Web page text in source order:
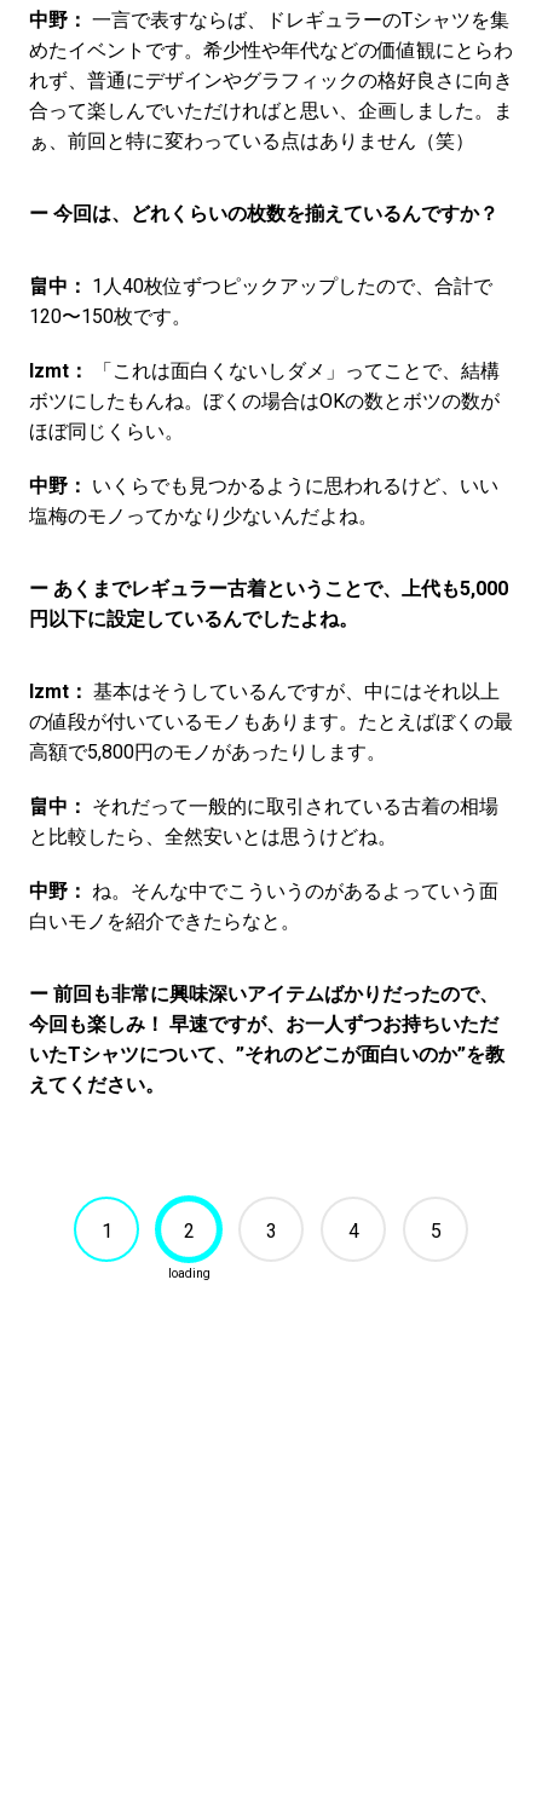
中野： 一言で表すならば、ドレギュラーのTシャツを集
めたイベントです。希少性や年代などの価値観にとらわ
れず、普通にデザインやグラフィックの格好良さに向き
合って楽しんでいただければと思い、企画しました。ま
ぁ、前回と特に変わっている点はありません（笑）
ー 今回は、どれくらいの枚数を揃えているんですか？
畠中： 1人40枚位ずつピックアップしたので、合計で
120〜150枚です。
Izmt：
「これは面白くないしダメ」ってことで、結構
ボツにしたもんね。ぼくの場合はOKの数とボツの数が
ほぼ同じくらい。
中野： いくらでも見つかるように思われるけど、いい
塩梅のモノってかなり少ないんだよね。
ー あくまでレギュラー古着ということで、上代も5,000
円以下に設定しているんでしたよね。
Izmt： 基本はそうしているんですが、中にはそれ以上
の値段が付いているモノもあります。たとえばぼくの最
高額で5,800円のモノがあったりします。
畠中： それだって一般的に取引されている古着の相場
と比較したら、全然安いとは思うけどね。
中野： ね。そんな中でこういうのがあるよっていう面
白いモノを紹介できたらなと。
ー 前回も非常に興味深いアイテムばかりだったので、
今回も楽しみ！ 早速ですが、お一人ずつお持ちいただ
いたTシャツについて、”それのどこが面白いのか”を教
えてください。
1 2 3 4 5